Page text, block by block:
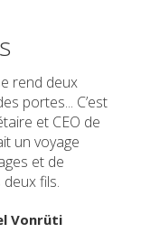
rend deux
portes... C’est
et CEO de
un voyage
et de
fils.
Vonrüti